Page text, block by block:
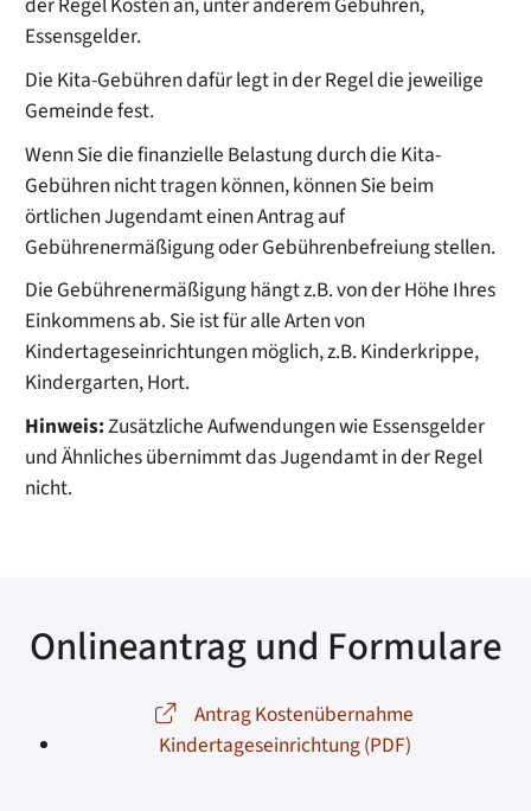
Essensgelder.
Die Kita-Gebühren dafür legt in der Regel die jeweilige
Gemeinde fest.
Wenn Sie die finanzielle Belastung durch die Kita-
Gebühren nicht tragen können, können Sie beim
örtlichen Jugendamt einen Antrag auf
Gebührenermäßigung oder Gebührenbefreiung stellen.
Die Gebührenermäßigung hängt z.B. von der Höhe Ihres
Einkommens ab. Sie ist für alle Arten von
Kindertageseinrichtungen möglich, z.B. Kinderkrippe,
Kindergarten, Hort.
Hinweis:Zusätzliche Aufwendungen wie Essensgelder
und Ähnliches übernimmtdas Jugendamtin der Regel
nicht.
Onlineantrag und Formulare
Antrag Kostenübernahme
Kindertageseinrichtung (PDF)